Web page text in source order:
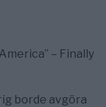
– Finally
borde avgöra